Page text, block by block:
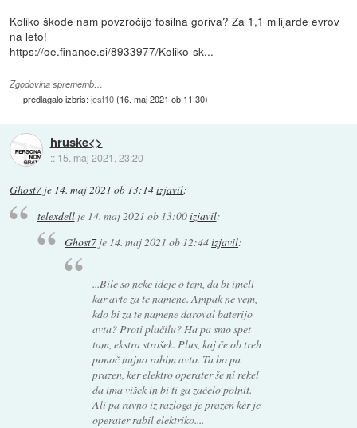
Koliko škode nam povzročijo fosilna goriva? Za 1,1 milijarde evrov
na leto!
https://oe.finance.si/8933977/Koliko-sk...
Zgodovina sprememb…
predlagalo izbris:jest10(16. maj 2021 ob 11:30)
hruske<>
:: 15. maj 2021, 23:20
Ghost7 je 14. maj 2021 ob 13:14izjavil:
telexdellje 14. maj 2021 ob 13:00izjavil:
Ghost7je 14. maj 2021 ob 12:44izjavil:
...Bile so neke ideje o tem, da bi imeli
kar avte za te namene. Ampak ne vem,
kdo bi za te namene daroval baterijo
avta? Proti plačilu? Ha pa smo spet
tam, ekstra strošek. Plus, kaj če ob treh
ponoč nujno rabim avto. Ta bo pa
prazen, ker elektro operater še ni rekel
da ima višek in bi ti ga začelo polnit.
Ali pa ravno iz razloga je prazen ker je
operater rabil elektriko....